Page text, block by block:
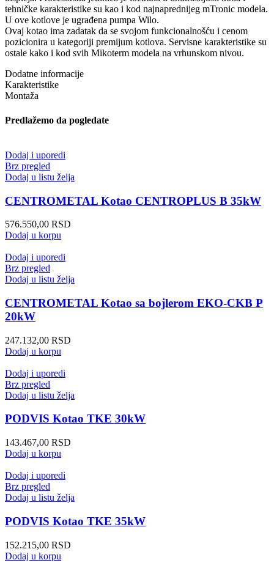
tehničke karakteristike su kao i kod najnaprednijeg mTronic modela.
U ove kotlove je ugrađena pumpa Wilo.
Ovaj kotao ima zadatak da se svojom funkcionalnošću i cenom
pozicionira u kategoriji premijum kotlova. Servisne karakteristike su
ostale kako i kod svih Mikoterm modela na vrhunskom nivou.
Dodatne informacije
Karakteristike
Montaža
Predlažemo da pogledate
Dodaj i uporedi
Brz pregled
Dodaj u listu želja
CENTROMETAL Kotao CENTROPLUS B 35kW
576.550,00 RSD
Dodaj u korpu
Dodaj i uporedi
Brz pregled
Dodaj u listu želja
CENTROMETAL Kotao sa bojlerom EKO-CKB P
20kW
247.132,00 RSD
Dodaj u korpu
Dodaj i uporedi
Brz pregled
Dodaj u listu želja
PODVIS Kotao TKE 30kW
143.467,00 RSD
Dodaj u korpu
Dodaj i uporedi
Brz pregled
Dodaj u listu želja
PODVIS Kotao TKE 35kW
152.215,00 RSD
Dodaj u korpu